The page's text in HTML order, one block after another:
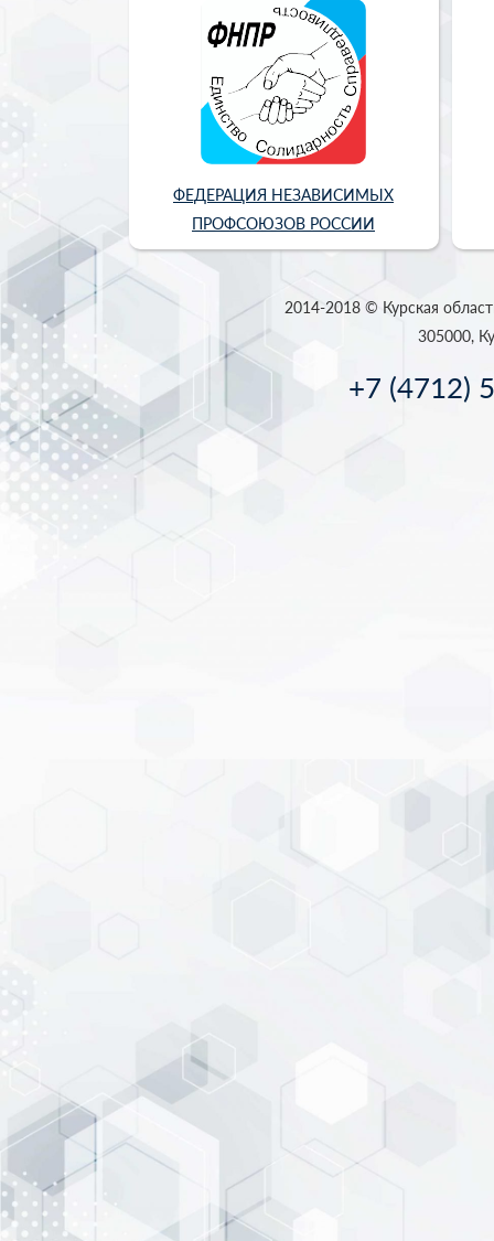
ФЕДЕРАЦИЯ НЕЗАВИСИМЫХ
ПРОФСОЮЗОВ РОССИИ
2014-2018 © Курская
305000,
+7 (4712)